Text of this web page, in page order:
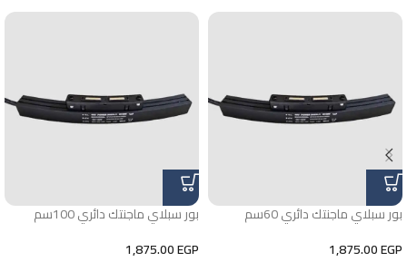
بور سبلاي ماجنتك دائري 60سم
1,875.00EGP
بور سبلاي ماجنتك دائري 100سم
1,875.00EGP